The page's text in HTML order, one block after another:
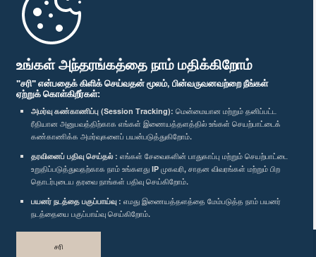
உங்கள் அந்தரங்கத்தை நாம் மதிக்கிறோம்
"சரி" என்பதைக் கிளிக் செய்வதன் மூலம், பின்வருவனவற்றை நீங்கள்
ஏற்றுக் கொள்கிறீர்கள்:
அமர்வு கண்காணிப்பு (Session Tracking): மென்மையான மற்றும் தனிப்பட்ட
ரீதியான அனுபவத்திற்காக எங்கள் இணையத்தளத்தில் உங்கள் செயற்பாட்டைக்
கண்காணிக்க அமர்வுகளைப் பயன்படுத்துகிறோம்.
தரவினைப் பதிவு செய்தல் : எங்கள் சேவைகளின் பாதுகாப்பு மற்றும் செயற்பாட்டை
உறுதிப்படுத்துவதற்காக நாம் உங்களது IP முகவரி, சாதன விவரங்கள் மற்றும் பிற
தொடர்புடைய தரவை நாங்கள் பதிவு செய்கிறோம்.
பயனர் நடத்தை பகுப்பாய்வு : எமது இணையத்தளத்தை மேம்படுத்த நாம் பயனர்
நடத்தையை பகுப்பாய்வு செய்கிறோம்.
சரி
பாராளுமன்ற கையடக்க செயலி
எம்மை பின்தொடர்க :
விருதுகள்
தனியுரிமைக் கொள்கை